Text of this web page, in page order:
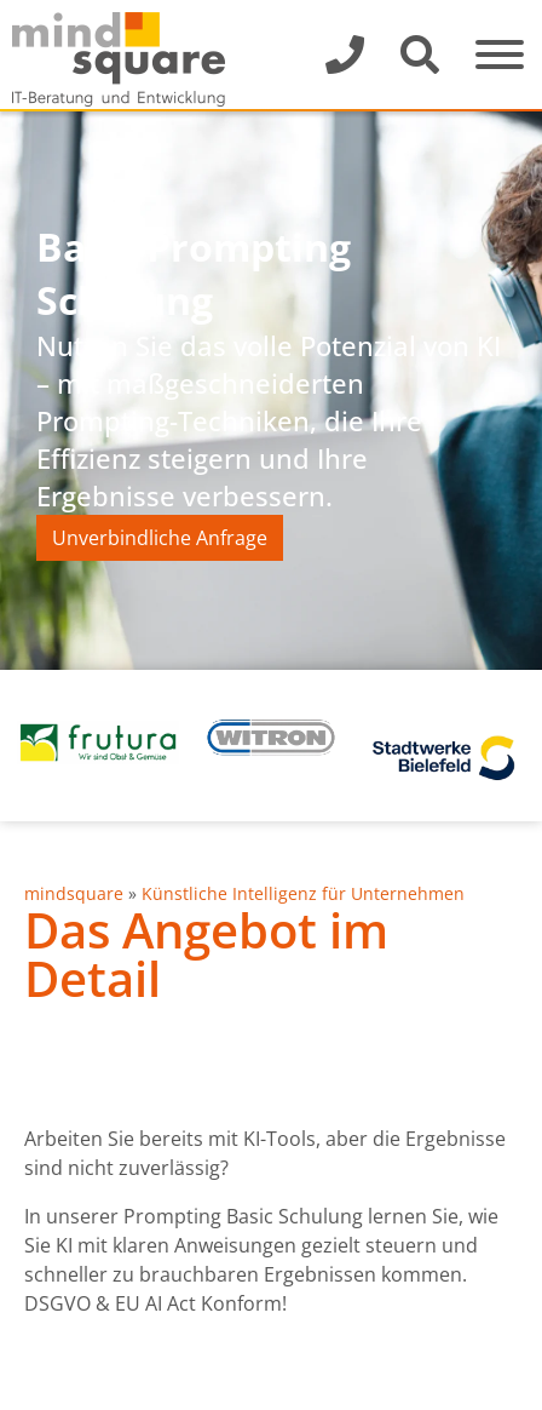
Basic Prompting
Schulung
Nutzen Sie das volle Potenzial von KI
– mit maßgeschneiderten
Prompting-Techniken, die Ihre
Effizienz steigern und Ihre
Ergebnisse verbessern.
Unverbindliche Anfrage
mindsquare » Künstliche Intelligenz für Unternehmen
Das Angebot im
Detail
Arbeiten Sie bereits mit KI-Tools, aber die Ergebnisse
sind nicht zuverlässig?
In unserer Prompting Basic Schulung lernen Sie, wie
Sie KI mit klaren Anweisungen gezielt steuern und
schneller zu brauchbaren Ergebnissen kommen.
DSGVO & EU AI Act Konform!